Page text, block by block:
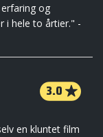
og
i hele to årtier." -
3.0
en kluntet film